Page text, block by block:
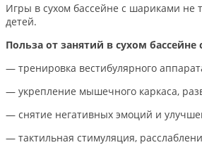
Игры в сухом бассейне с шариками не
детей.
Польза от занятий в сухом
— тренировка вестибулярного
— укрепление мышечного каркаса,
— снятие негативных эмоций и
— тактильная стимуляция,